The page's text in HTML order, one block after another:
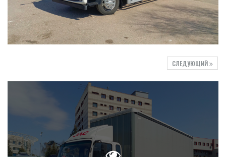
СЛЕДУЮЩИЙ